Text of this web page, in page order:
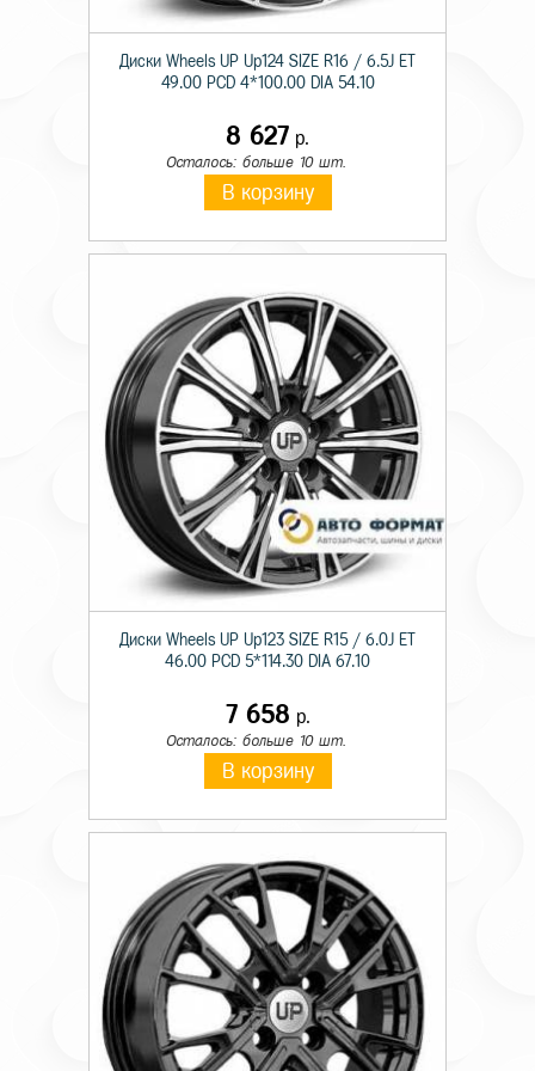
Диски Wheels UP Up124 SIZE R16 / 6.5J ET
49.00 PCD 4*100.00 DIA 54.10
8 627 р.
Осталось: больше 10 шт.
В корзину
Диски Wheels UP Up123 SIZE R15 / 6.0J ET
46.00 PCD 5*114.30 DIA 67.10
7 658 р.
Осталось: больше 10 шт.
В корзину